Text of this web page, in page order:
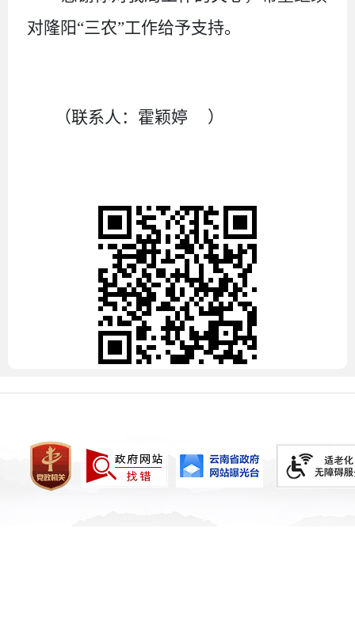
对隆阳“三农”工作给予支持。
（联系人： 霍颖婷 ）